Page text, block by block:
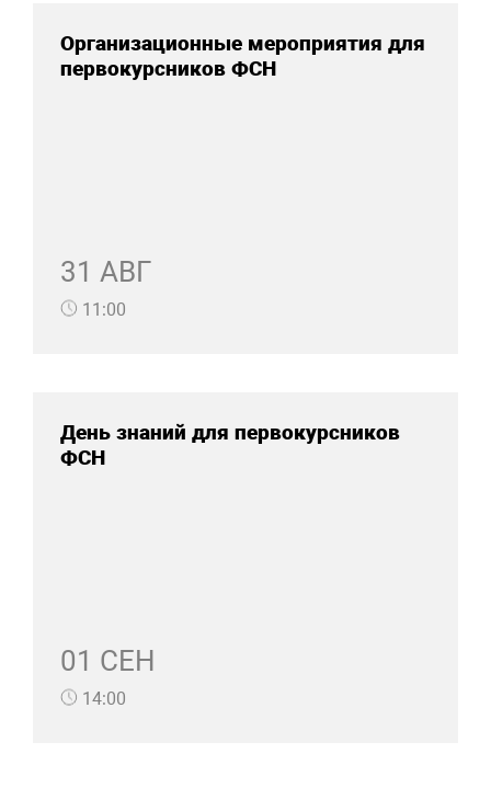
Организационные мероприятия для
первокурсников ФСН
31 АВГ
11:00
День знаний для первокурсников
ФСН
01 СЕН
14:00